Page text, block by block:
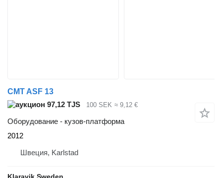
CMT ASF 13
97,12 TJS
100 SEK ≈ 9,12 €
Оборудование - кузов-платформа
2012
Швеция, Karlstad